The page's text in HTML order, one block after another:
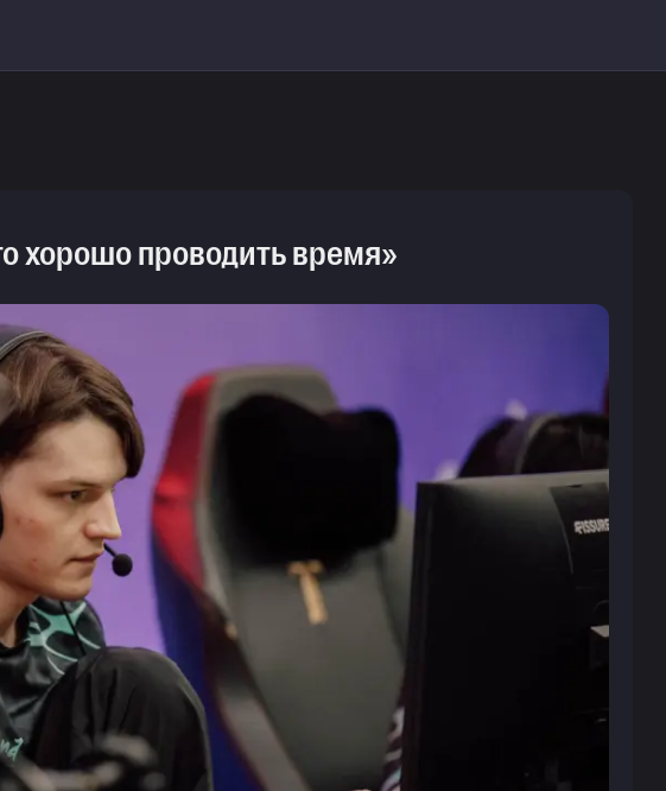
хорошо проводить время»